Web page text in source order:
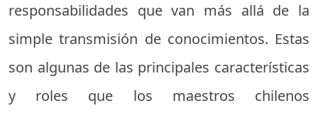
responsabilidades que van más allá de la
simple transmisión de conocimientos. Estas
son algunas de las principales características
y roles que los maestros chilenos